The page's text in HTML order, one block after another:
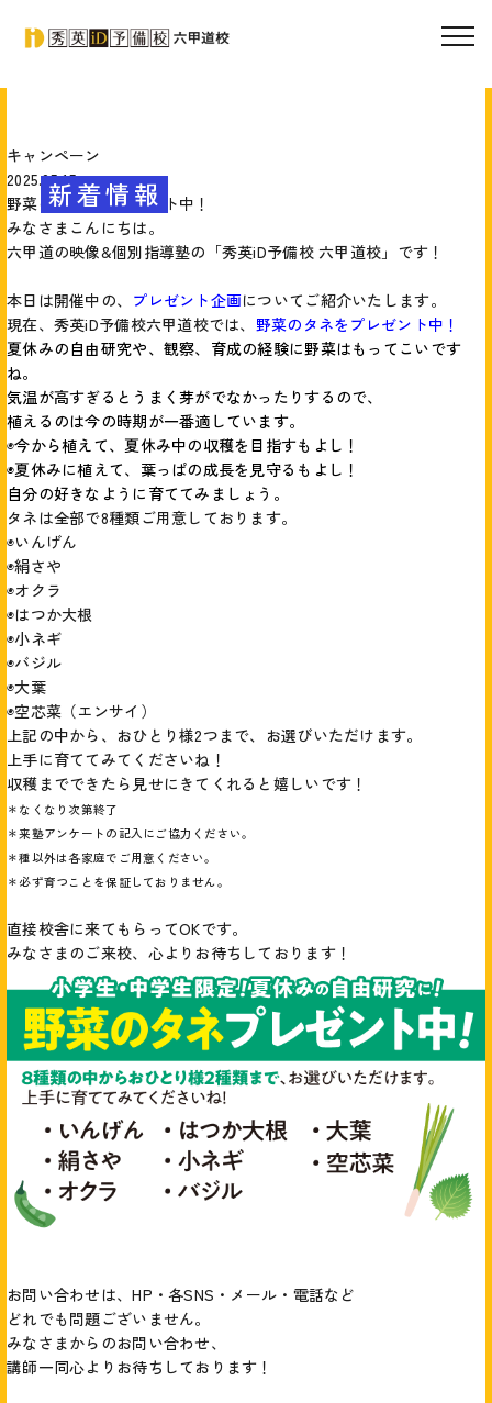
新着情報
キャンペーン
2025.05.15
野菜のタネ、プレゼント中！
みなさまこんにちは。
六甲道の映像&個別指導塾の「秀英iD予備校 六甲道校」です！
本日は開催中の、 プレゼント企画についてご紹介いたします。
現在、秀英iD予備校六甲道校では、 野菜のタネをプレゼント中！
夏休みの自由研究や、観察、育成の経験に野菜はもってこいです
ね。
気温が高すぎるとうまく芽がでなかったりするので、
植えるのは今の時期が一番適しています。
◉今から植えて、夏休み中の収穫を目指すもよし！
◉夏休みに植えて、葉っぱの成長を見守るもよし！
自分の好きなように育ててみましょう。
タネは全部で8種類ご用意しております。
◉いんげん
◉絹さや
◉オクラ
◉はつか大根
◉小ネギ
◉バジル
◉大葉
◉空芯菜（エンサイ）
上記の中から、おひとり様2つまで、お選びいただけます。
上手に育ててみてくださいね！
収穫までできたら見せにきてくれると嬉しいです！
＊なくなり次第終了
＊来塾アンケートの記入にご協力ください。
＊種以外は各家庭でご用意ください。
＊必ず育つことを保証しておりません。
直接校舎に来てもらってOKです。
みなさまのご来校、心よりお待ちしております！
お問い合わせは、HP・各SNS・メール・電話など
どれでも問題ございません。
みなさまからのお問い合わせ、
講師一同心よりお待ちしております！